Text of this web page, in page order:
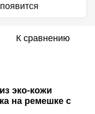
К сравнению
эко-кожи
на ремешке с